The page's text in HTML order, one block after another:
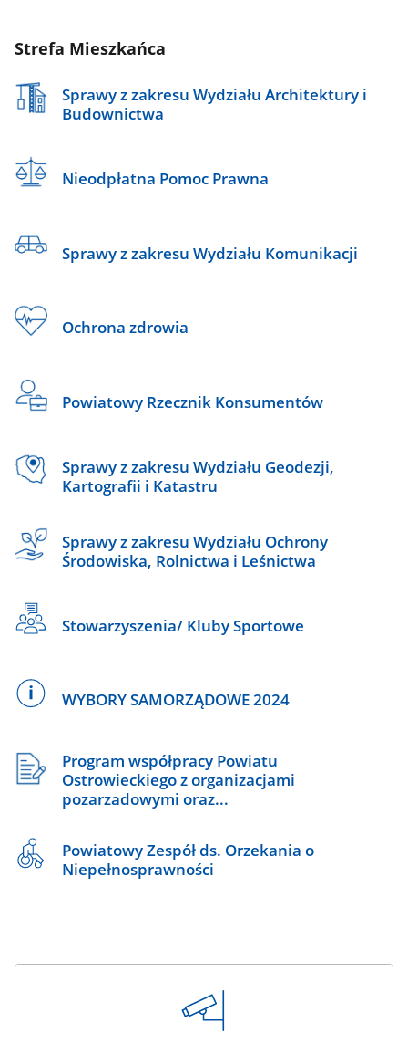
Strefa Mieszkańca
Sprawy z zakresu Wydziału Architektury i
Budownictwa
Nieodpłatna Pomoc Prawna
Sprawy z zakresu Wydziału Komunikacji
Ochrona zdrowia
Powiatowy Rzecznik Konsumentów
Sprawy z zakresu Wydziału Geodezji,
Kartografii i Katastru
Sprawy z zakresu Wydziału Ochrony
Środowiska, Rolnictwa i Leśnictwa
Stowarzyszenia/ Kluby Sportowe
WYBORY SAMORZĄDOWE 2024
Program współpracy Powiatu
Ostrowieckiego z organizacjami
pozarzadowymi oraz...
Powiatowy Zespół ds. Orzekania o
Niepełnosprawności